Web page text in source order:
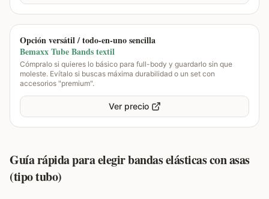
Opción versátil / todo-en-uno sencilla
Bemaxx Tube Bands textil
Cómpralo si quieres lo básico para full-body y guardarlo sin que
moleste. Evítalo si buscas máxima durabilidad o un set con
accesorios "premium".
Ver precio
Guía rápida para elegir bandas elásticas con asas
(tipo tubo)